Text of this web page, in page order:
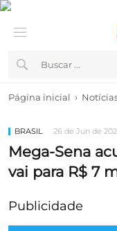
Página inicial ›
BRASIL 26 de Jun de
Mega-Sena
vai para R$ 7
Publicidade